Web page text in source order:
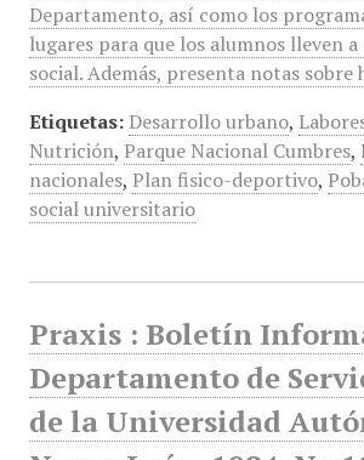
Departamento, así como los
lugares para que los alumnos lleven a
social. Además, presenta notas
Etiquetas: Desarrollo urbano,
Nutrición, Parque Nacional Cumbres,
nacionales, Plan fisico-deportivo,
social universitario
Praxis : Boletín
Departamento de
de la Universidad